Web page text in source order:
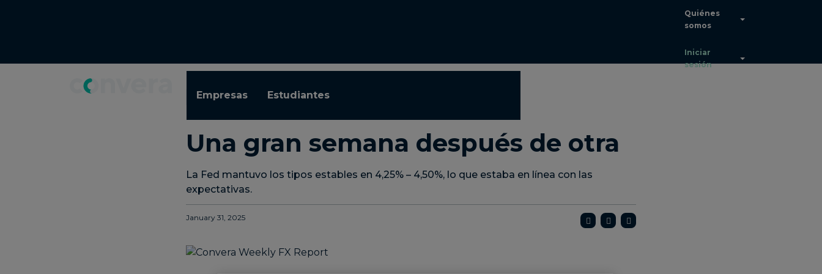
Empresas Estudiantes
Quiénes
somos
Iniciar
sesión
Español
WEEKLY FX REPORT
Una gran semana después de otra
La Fed mantuvo los tipos estables en 4,25% – 4,50%, lo que estaba en línea con las
expectativas.
January 31, 2025